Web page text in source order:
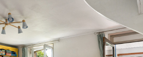
profiter de la douceur de vivre de
: 128 m² Les informations sur les
est exposé sont disponibles sur le site
75,00 m²
Terrain
246,00